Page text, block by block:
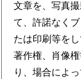
文章を、写真
て、許諾なく
たは印刷等を
著作権、肖像
り、場合によ